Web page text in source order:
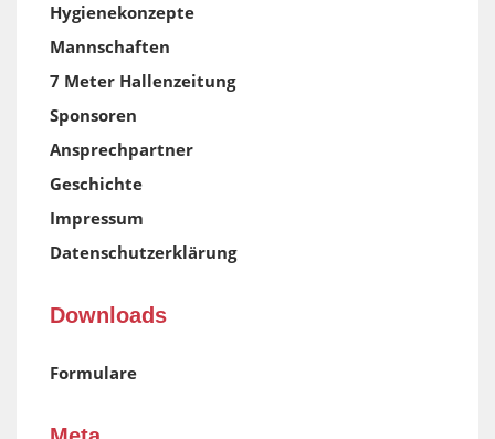
Hygienekonzepte
Mannschaften
7 Meter Hallenzeitung
Sponsoren
Ansprechpartner
Geschichte
Impressum
Datenschutzerklärung
Downloads
Formulare